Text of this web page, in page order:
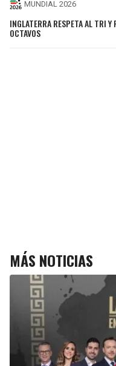
MUNDIAL 2026
INGLATERRA RESPETA AL TRI Y
OCTAVOS
MÁS NOTICIAS